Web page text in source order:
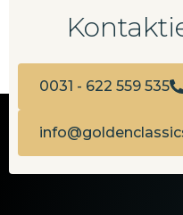
0031 - 622 559 535